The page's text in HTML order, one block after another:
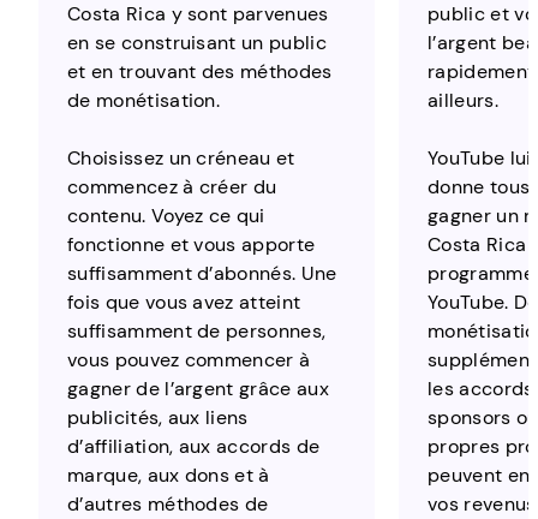
Costa Rica y sont parvenues
en se construisant un public
et en trouvant des méthodes
de monétisation.
Choisissez un créneau et
commencez à créer du
contenu. Voyez ce qui
fonctionne et vous apporte
suffisamment d’abonnés. Une
fois que vous avez atteint
suffisamment de personnes,
vous pouvez commencer à
gagner de l’argent grâce aux
publicités, aux liens
d’affiliation, aux accords de
marque, aux dons et à
d’autres méthodes de
public et
l’argent
ailleurs.
YouTube
donne tous
gagner un
Costa Rica
YouTube.
les accords
sponsors
propres
peuvent
vos